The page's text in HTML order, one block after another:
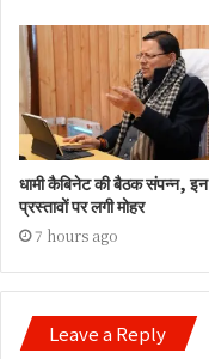
धामी कैबिनेट की बैठक संपन्न, इन
प्रस्तावों पर लगी मोहर
7 hours ago
Leave a Reply